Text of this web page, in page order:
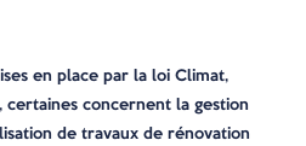
en place par la loi Climat,
concernent la gestion
de travaux de rénovation